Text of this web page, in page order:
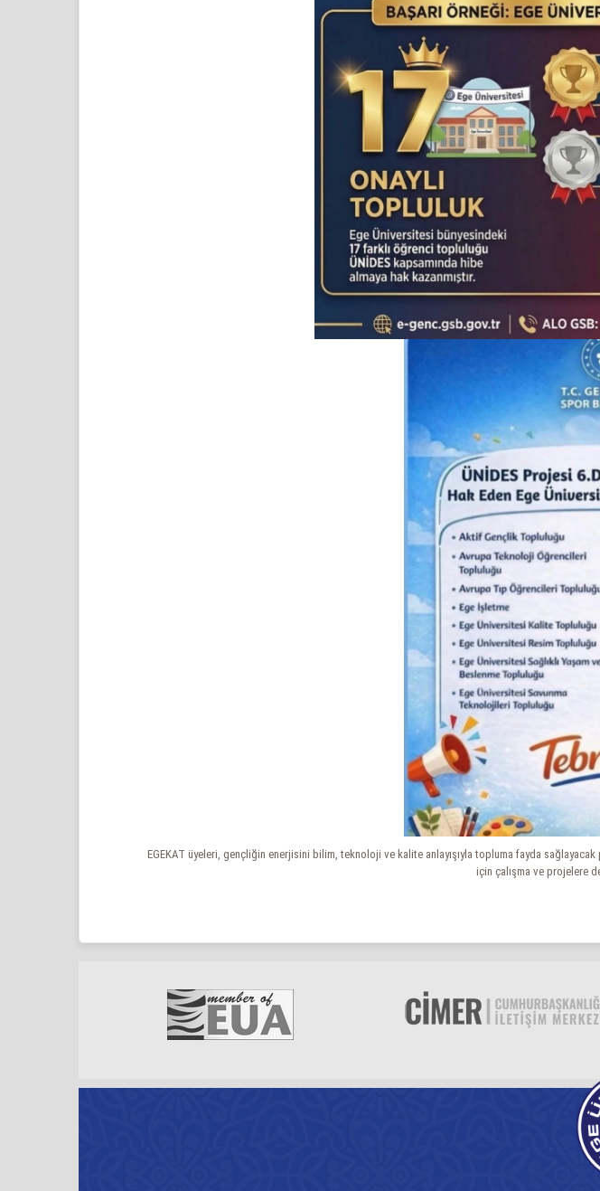
EGEKAT üyeleri, gençliğin enerjisini bilim, teknoloji ve kalite anlayışıyla topluma fayda
için çalışma ve projelere